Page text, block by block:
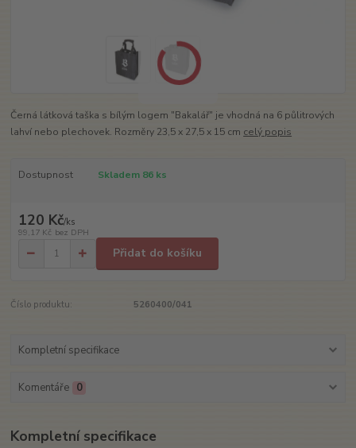
Černá látková taška s bílým logem "Bakalář" je vhodná na 6 půlitrových
lahví nebo plechovek. Rozměry 23,5 x 27,5 x 15 cm celý popis
Dostupnost Skladem 86 ks
120 Kč/ks
99,17 Kč bez DPH
Přidat do košíku
Číslo produktu: 5260400/041
Kompletní specifikace
Komentáře 0
Kompletní specifikace